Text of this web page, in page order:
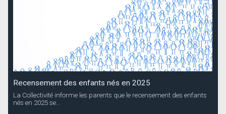
Recensement des enfants nés en 2025
La Collectivité informe les parents que le recensement des enfants
nés en 2025 se...